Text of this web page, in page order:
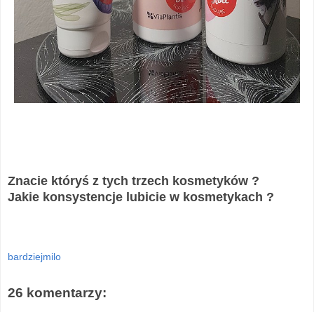
Znacie któryś z tych trzech kosmetyków ?
Jakie konsystencje lubicie w kosmetykach ?
bardziejmilo
26 komentarzy: